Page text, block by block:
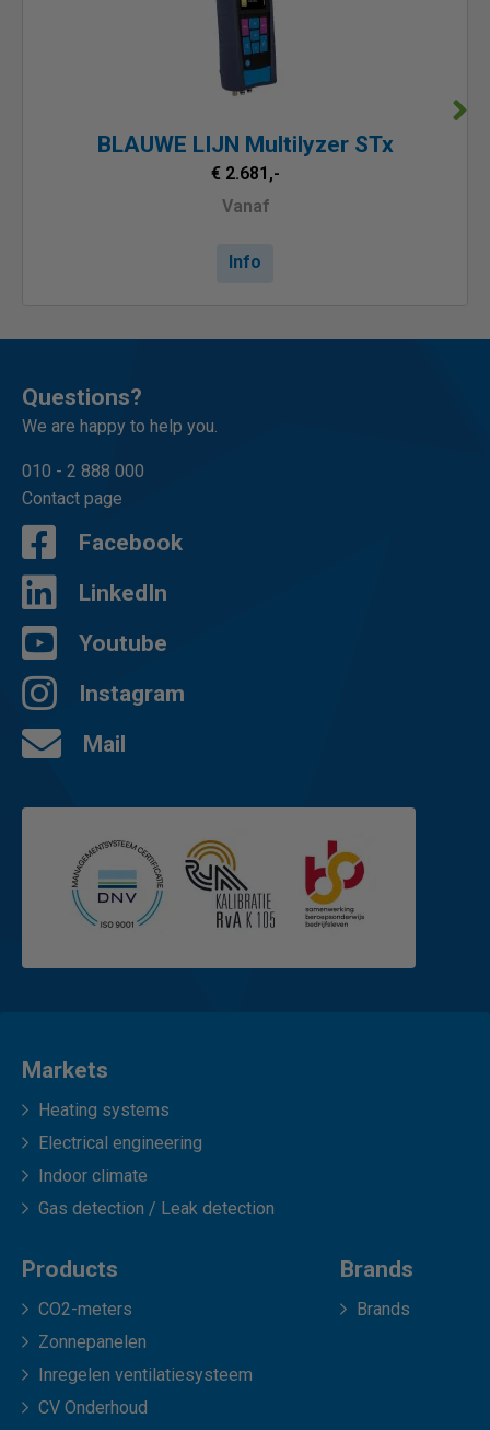
BLAUWE LIJN Multilyzer STx
€ 2.681,-
Vanaf
Info
Questions?
We are happy to help you.
010 - 2 888 000
Contact page
Facebook
LinkedIn
Youtube
Instagram
Mail
Markets
Heating systems
Electrical engineering
Indoor climate
Gas detection / Leak detection
Products
CO2-meters
Zonnepanelen
Inregelen ventilatiesysteem
CV Onderhoud
Brands
Brands